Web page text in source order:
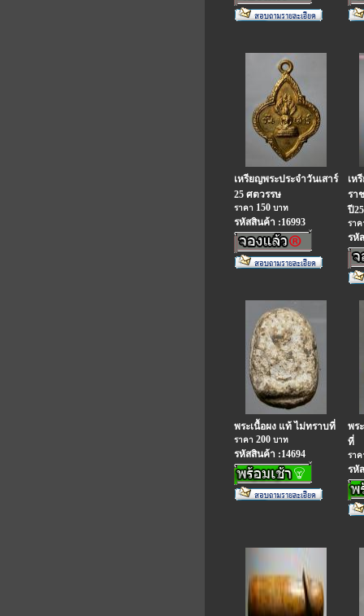
เหรียญพระประจำวันเสาร์
25 ศตวรรษ
ราคา 150 บาท
รหัสสินค้า :16993
เห
รา
ปี
รา
รหั
พระเนื้อผง แท้ ไม่ทราบที่
ราคา 200 บาท
รหัสสินค้า :14694
พร
ที่
รา
รหั